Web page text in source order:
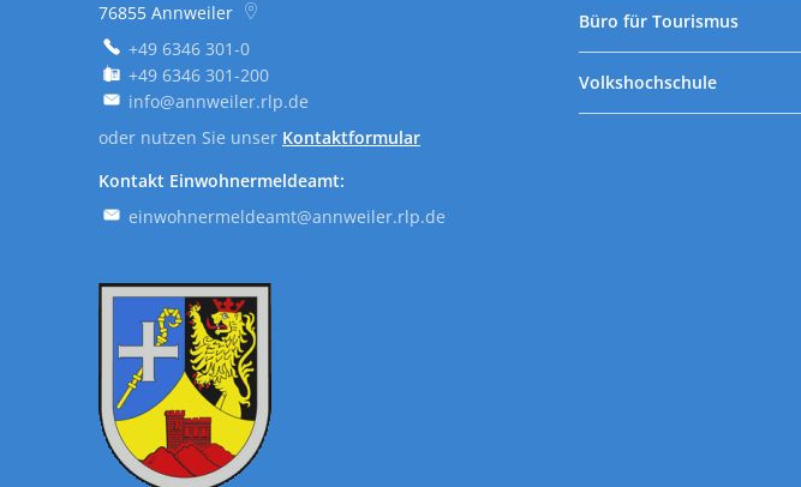
76855 Annweiler
+49 6346 301-0
+49 6346 301-200
info@annweiler.rlp.de
oder nutzen Sie unser Kontaktformular
Kontakt Einwohnermeldeamt:
einwohnermeldeamt@annweiler.rlp.de
Büro für Tourismus
Volkshochschule